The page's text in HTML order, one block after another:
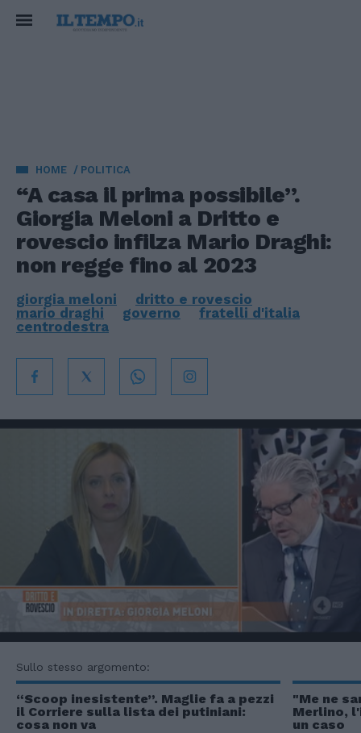
HOME POLITICA
“A casa il prima possibile”.
Giorgia Meloni a Dritto e
rovescio infilza Mario Draghi:
non regge fino al 2023
giorgia meloni
dritto e rovescio
mario draghi
governo
fratelli d'italia
centrodestra
Sullo stesso argomento:
“Scoop inesistente”. Maglie fa a pezzi
il Corriere sulla lista dei putiniani:
cosa non va
"Me ne
Merlino,
un caso